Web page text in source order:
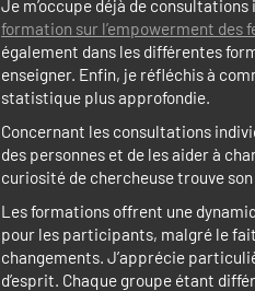
Je m’occupe déjà de
formation sur l’empowerment des
également dans les différentes
enseigner. Enfin, je réfléchis à
statistique plus approfondie.
Concernant les consultations
des personnes et de les aider à
curiosité de chercheuse trouve son
Les formations offrent une
pour les participants, malgré le
changements. J’apprécie
d’esprit. Chaque groupe étant